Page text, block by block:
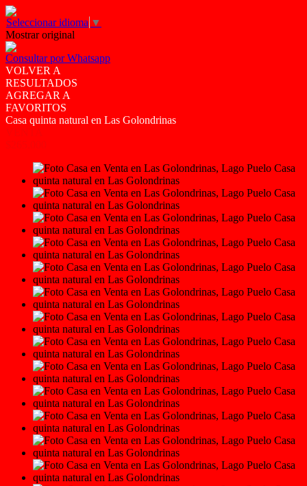
Seleccionar idioma ▼
Mostrar original
Consultar por Whatsapp
VOLVER A
RESULTADOS
AGREGAR A
FAVORITOS
Casa quinta natural en Las Golondrinas